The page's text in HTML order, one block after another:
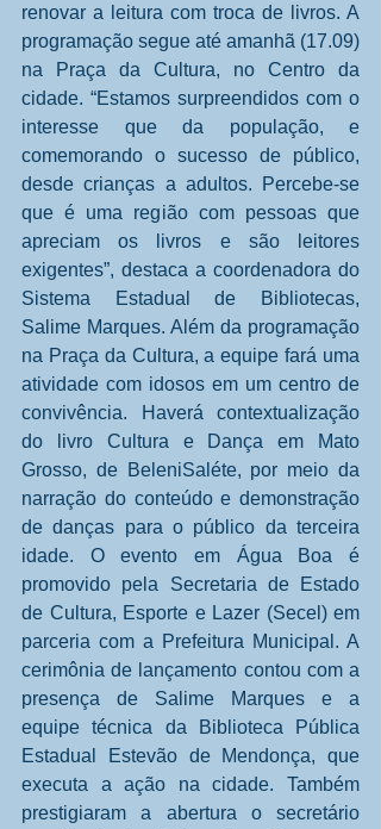
renovar a leitura com troca de livros. A
programação segue até amanhã (17.09)
na Praça da Cultura, no Centro da
cidade. “Estamos surpreendidos com o
interesse que da população, e
comemorando o sucesso de público,
desde crianças a adultos. Percebe-se
que é uma região com pessoas que
apreciam os livros e são leitores
exigentes”, destaca a coordenadora do
Sistema Estadual de Bibliotecas,
Salime Marques. Além da programação
na Praça da Cultura, a equipe fará uma
atividade com idosos em um centro de
convivência. Haverá contextualização
do livro Cultura e Dança em Mato
Grosso, de BeleniSaléte, por meio da
narração do conteúdo e demonstração
de danças para o público da terceira
idade. O evento em Água Boa é
promovido pela Secretaria de Estado
de Cultura, Esporte e Lazer (Secel) em
parceria com a Prefeitura Municipal. A
cerimônia de lançamento contou com a
presença de Salime Marques e a
equipe técnica da Biblioteca Pública
Estadual Estevão de Mendonça, que
executa a ação na cidade. Também
prestigiaram a abertura o secretário